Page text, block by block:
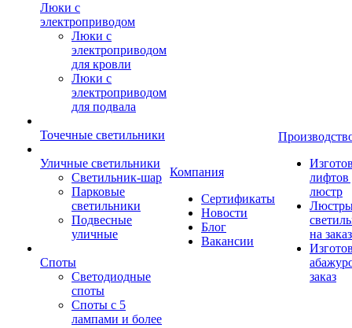
Люки с
электроприводом
Люки с
электроприводом
для кровли
Люки с
электроприводом
для подвала
Точечные светильники
Уличные светильники
Светильник-шар
Парковые
светильники
Подвесные
уличные
Споты
Светодиодные
споты
Споты с 5
лампами и более
Компания
Сертификаты
Новости
Блог
Вакансии
лифтов
люстр
на заказ
заказ